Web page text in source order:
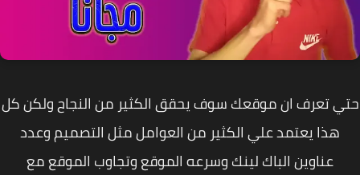
تعرف ان موقعك سوف يحقق الكثير من النجاح ولكن كل
هذا يعتمد علي الكثير من العوامل مثل التصميم وعدد
عناوين الباك لينك وسرعه الموقع وتجاوب الموقع مع